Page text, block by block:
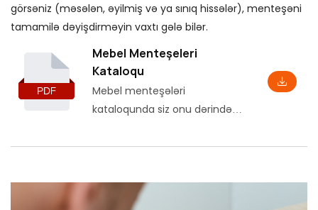
görsəniz (məsələn, əyilmiş və ya sınıq hissələr), menteşəni
tamamilə dəyişdirməyin vaxtı gələ bilər.
Mebel Menteşeleri
Kataloqu
Mebel menteşələri
kataloqunda siz onu dərindən
bəzi parametrlər və
müvafiq quraşdırma ölçüləri
daxil olmaqla əsas məhsul